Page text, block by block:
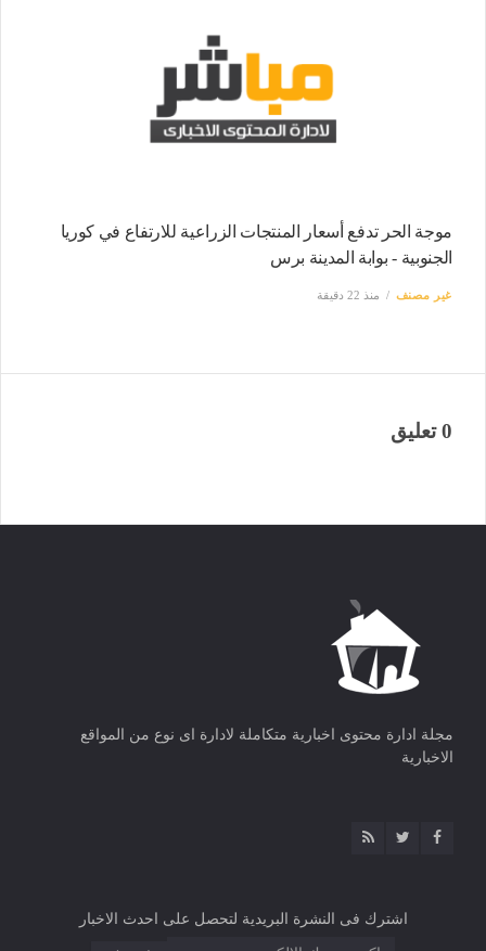
موجة الحر تدفع أسعار المنتجات الزراعية للارتفاع في كوريا
الجنوبية - بوابة المدينة برس
غير مصنف منذ 22 دقيقة
0 تعليق
مجلة ادارة محتوى اخبارية متكاملة لادارة اى نوع من المواقع
الاخبارية
اشترك فى النشرة البريدية لتحصل على احدث الاخبار